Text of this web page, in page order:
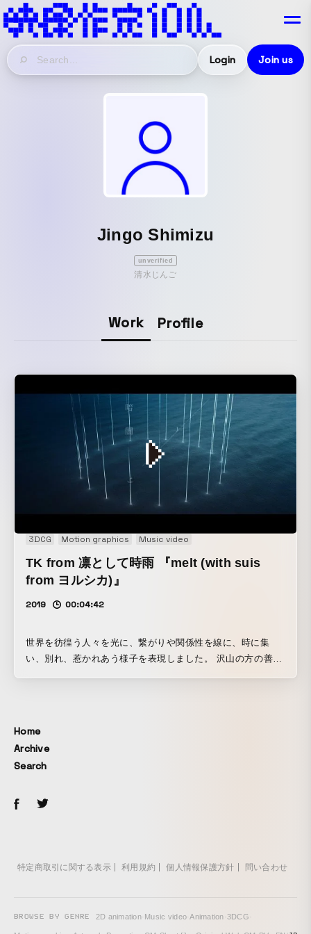
Login Join us
Jingo Shimizu
unverified
清水じんご
Work Profile
3DCG Motion graphics Music video
TK from 凛として時雨 『melt (with suis
from ヨルシカ)』
2019 00:04:42
世界を彷徨う人々を光に、繋がりや関係性を線に、時に集
い、別れ、惹かれあう様子を表現しました。 沢山の方の善意
Home
Archive
Search
特定商取引に関する表示 利用規約 個人情報保護方針 問い合わせ
BROWSE BY GENRE 2D animation· Music video·Animation·3DCG·